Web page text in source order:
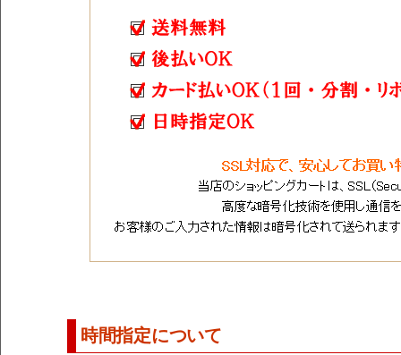
時間指定について